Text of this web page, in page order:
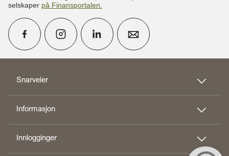
Snarveier
Informasjon
Innlogginger
selskaper på Finansportalen
Bli kunde
person_add
Til toppen